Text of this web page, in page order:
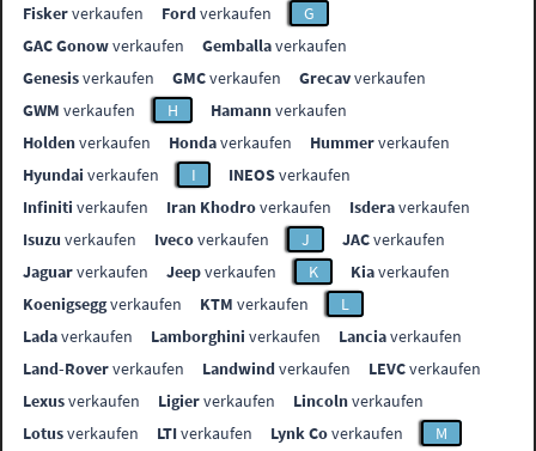
Fiskerverkaufen Fordverkaufen
G
GAC Gonowverkaufen Gemballaverkaufen
Genesisverkaufen GMCverkaufen Grecavverkaufen
GWM verkaufen H Hamannverkaufen
Holdenverkaufen Hondaverkaufen Hummerverkaufen
Hyundai verkaufen I INEOSverkaufen
Infiniti verkaufen Iran Khodroverkaufen Isderaverkaufen
Isuzu verkaufen Ivecoverkaufen J JACverkaufen
Jaguarverkaufen Jeepverkaufen K Kiaverkaufen
Koenigseggverkaufen KTM verkaufen
L
Ladaverkaufen Lamborghini verkaufen Lanciaverkaufen
Land-Roververkaufen Landwindverkaufen LEVCverkaufen
Lexusverkaufen Ligierverkaufen Lincolnverkaufen
Lotusverkaufen LTIverkaufen Lynk Coverkaufen
M